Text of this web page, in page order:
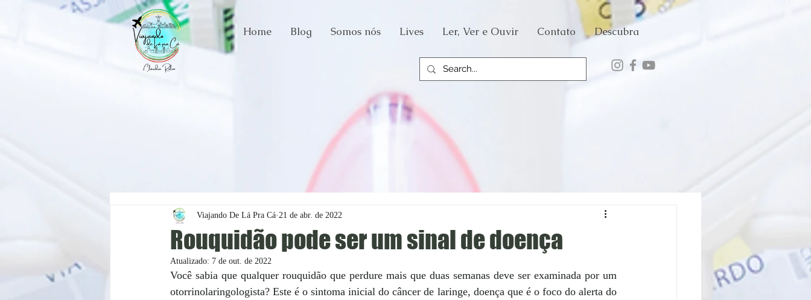
Home Blog Somos nós Lives Ler, Ver e Ouvir Contato Descubra
Rouquidão pode ser um sinal de doença
Viajando De Lá Pra Cá 21 de abr. de 2022
Atualizado: 7 de out. de 2022
Você sabia que qualquer rouquidão que perdure mais que duas semanas deve ser examinada por um
otorrinolaringologista? Este é o sintoma inicial do câncer de laringe, doença que é o foco do alerta do